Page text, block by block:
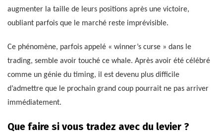
augmenter la taille de leurs positions après une victoire,
oubliant parfois que le marché reste imprévisible.
Ce phénomène, parfois appelé « winner’s curse » dans le
trading, semble avoir touché ce whale. Après avoir été célébré
comme un génie du timing, il est devenu plus difficile
d’admettre que le prochain grand coup pourrait ne pas arriver
immédiatement.
Que faire si vous tradez avec du levier ?